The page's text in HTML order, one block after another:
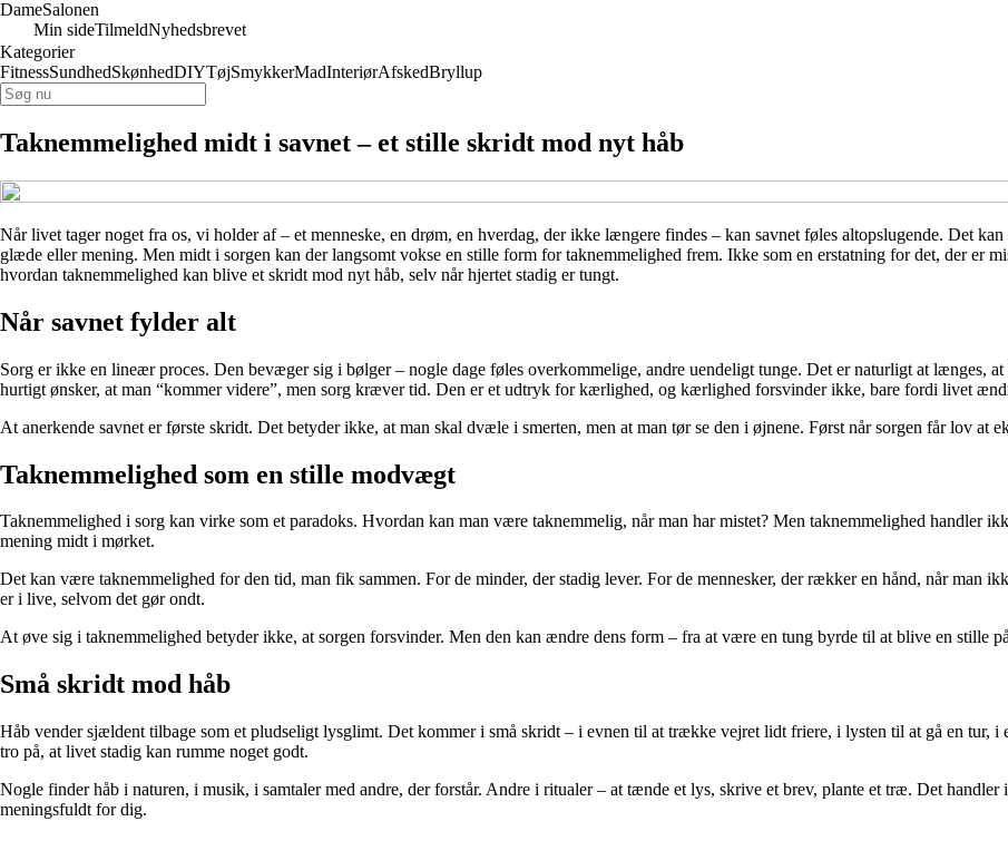
DameSalonen
Min sideTilmeldNyhedsbrevet
Kategorier
FitnessSundhedSkønhedDIYTøjSmykkerMadInteriørAfskedBryllup
Taknemmelighed midt i savnet – et stille skridt mod nyt håb
Når livet tager noget fra os, vi holder af – et menneske, en drøm, en hverdag, der ikke længere findes – kan savnet føles altopslugende. Det
glæde eller mening. Men midt i sorgen kan der langsomt vokse en stille form for taknemmelighed frem. Ikke som en erstatning for det, der er
hvordan taknemmelighed kan blive et skridt mod nyt håb, selv når hjertet stadig er tungt.
Når savnet fylder alt
Sorg er ikke en lineær proces. Den bevæger sig i bølger – nogle dage føles overkommelige, andre uendeligt tunge. Det er naturligt at længes,
hurtigt ønsker, at man “kommer videre”, men sorg kræver tid. Den er et udtryk for kærlighed, og kærlighed forsvinder ikke, bare fordi livet
At anerkende savnet er første skridt. Det betyder ikke, at man skal dvæle i smerten, men at man tør se den i øjnene. Først når sorgen får lov at
Taknemmelighed som en stille modvægt
Taknemmelighed i sorg kan virke som et paradoks. Hvordan kan man være taknemmelig, når man har mistet? Men taknemmelighed handler
mening midt i mørket.
Det kan være taknemmelighed for den tid, man fik sammen. For de minder, der stadig lever. For de mennesker, der rækker en hånd, når man
er i live, selvom det gør ondt.
At øve sig i taknemmelighed betyder ikke, at sorgen forsvinder. Men den kan ændre dens form – fra at være en tung byrde til at blive en stille
Små skridt mod håb
Håb vender sjældent tilbage som et pludseligt lysglimt. Det kommer i små skridt – i evnen til at trække vejret lidt friere, i lysten til at gå en tur, i
tro på, at livet stadig kan rumme noget godt.
Nogle finder håb i naturen, i musik, i samtaler med andre, der forstår. Andre i ritualer – at tænde et lys, skrive et brev, plante et træ. Det
meningsfuldt for dig.